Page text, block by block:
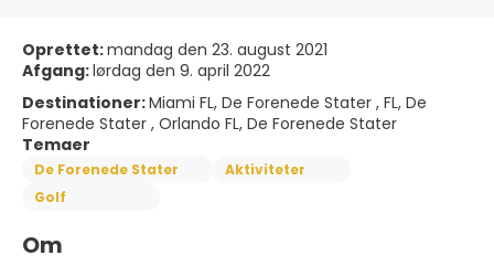
Oprettet:mandag den 23. august 2021
Afgang:lørdag den 9. april 2022
Destinationer:Miami FL, De Forenede Stater , FL, De
Forenede Stater , Orlando FL, De Forenede Stater
Temaer
De Forenede Stater
Aktiviteter
Golf
Om